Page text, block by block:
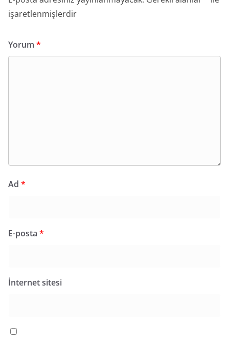
işaretlenmişlerdir
Yorum *
Ad *
E-posta *
İnternet sitesi